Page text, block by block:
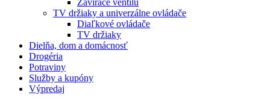
Zavírače ventilů
TV držiaky a univerzálne ovládače
Diaľkové ovládače
TV držiaky
Dielňa, dom a domácnosť
Drogéria
Potraviny
Služby a kupóny
Výpredaj